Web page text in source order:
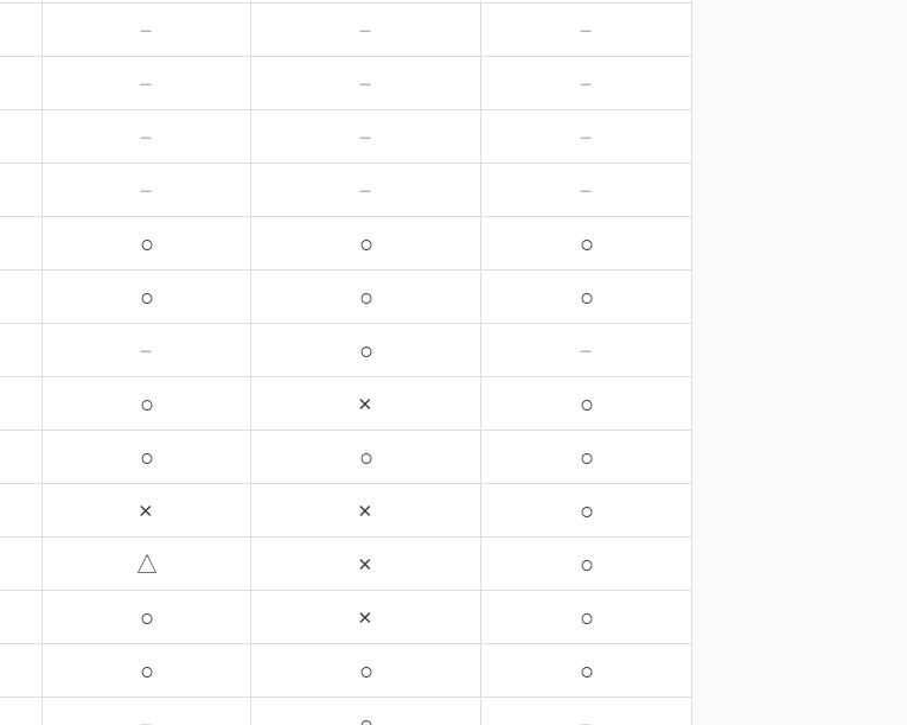
－ － －
－ － －
－ － －
－ － －
○ ○ ○
○ ○ ○
－ ○ －
○ × ○
○ ○ ○
× × ○
△ × ○
○ × ○
○ ○ ○